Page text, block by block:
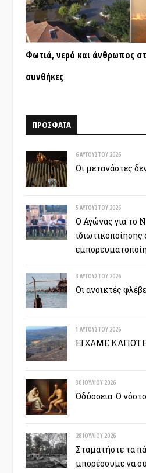
Φωτιά, νερό και άνθρωπος
συνθήκες
ΠΡΟΣΦΑΤΑ
6 ΑΥΓΟΎΣΤΟΥ 2026
Οι μετανάστες
5 ΑΥΓΟΎΣΤΟΥ 2026
Ο Αγώνας για το
3 ΑΥΓΟΎΣΤΟΥ 2026
Οι ανοικτές
1 ΑΥΓΟΎΣΤΟΥ 2026
ΕΙΧΑΜΕ
30 ΙΟΥΛΊΟΥ 2026
Οδύσσεια: Ο
28 ΙΟΥΛΊΟΥ 2026
Σταματήστε τα
μπορέσουμε να